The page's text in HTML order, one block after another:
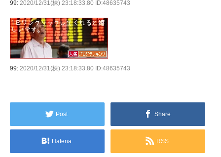
99: 2020/12/31(株) 23:18:33.80 ID:48635743
99: 2020/12/31(株) 23:18:33.80 ID:48635743
Post Share
Hatena RSS